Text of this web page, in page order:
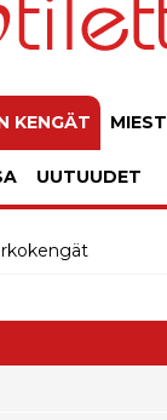
KENGÄT
UUTUUDET